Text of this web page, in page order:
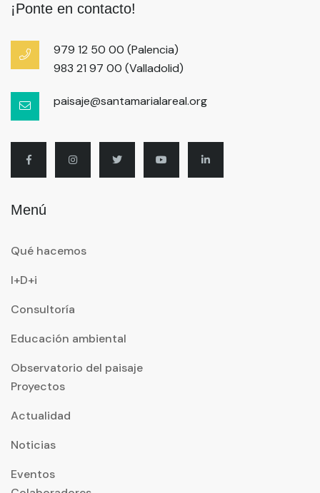
¡Ponte en contacto!
979 12 50 00 (Palencia)
983 21 97 00 (Valladolid)
paisaje@santamarialareal.org​
Menú
Qué hacemos
I+D+i
Consultoría
Educación ambiental
Observatorio del paisaje
Proyectos
Actualidad
Noticias
Eventos